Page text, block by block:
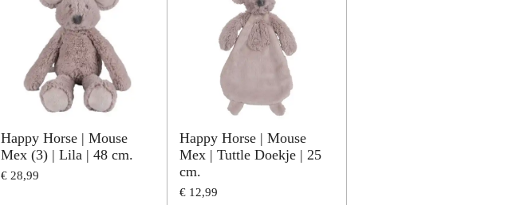
Happy Horse | Mouse
Mex (3) | Lila | 48 cm.
€ 28,99
Happy Horse | Mouse
Mex | Tuttle Doekje | 25
cm.
€ 12,99